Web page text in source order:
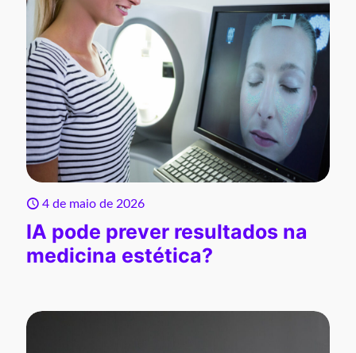
4 de maio de 2026
IA pode prever resultados na
medicina estética?